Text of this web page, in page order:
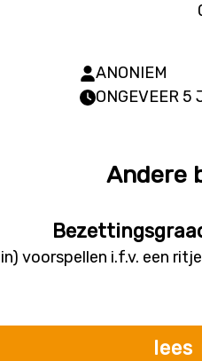
ANONIEM
ONGEVEER 5
Andere
voorspellen i.f.v. een
lees